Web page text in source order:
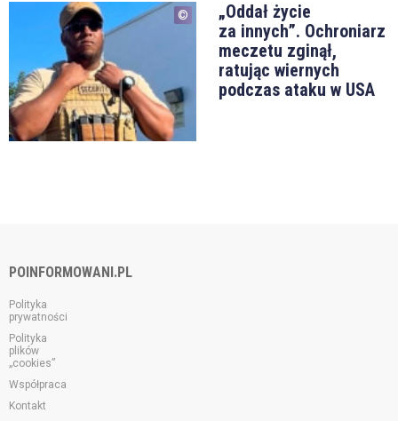
„Oddał życie
za innych”. Ochroniarz
meczetu zginął,
ratując wiernych
podczas ataku w USA
POINFORMOWANI.PL
Polityka
prywatności
Polityka
plików
„cookies”
Współpraca
Kontakt